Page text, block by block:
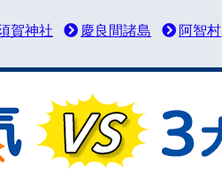
賀神社 慶良間諸島 阿智村